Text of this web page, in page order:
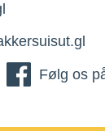
Følg os